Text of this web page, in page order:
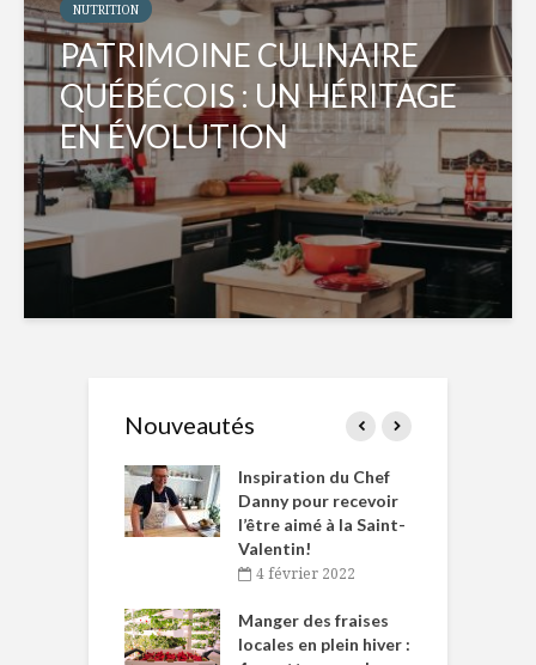
NUTRITION
PATRIMOINE CULINAIRE
QUÉBÉCOIS : UN HÉRITAGE
EN ÉVOLUTION
Nouveautés
Inspiration du Chef
Danny pour recevoir
l’être aimé à la Saint-
Valentin!
4 février 2022
Manger des fraises
locales en plein hiver :